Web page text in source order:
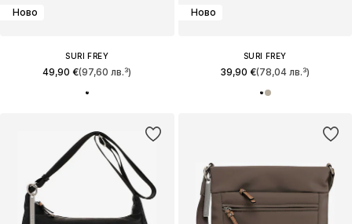
Ново
SURI FREY
49,90 €(97,60 лв.³)
Ново
SURI FREY
39,90 €(78,04 лв.³)